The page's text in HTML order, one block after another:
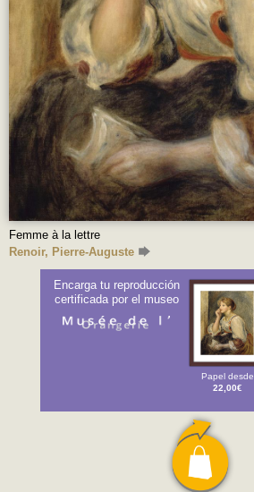
Femme à la lettre
Renoir, Pierre-Auguste
Encarga tu reproducción
certificada por el museo
Papel desde
22,00€